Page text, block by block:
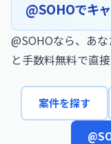
@SOHOでキ
@SOHOなら、あ
と手数料無料で直接
案件を探す